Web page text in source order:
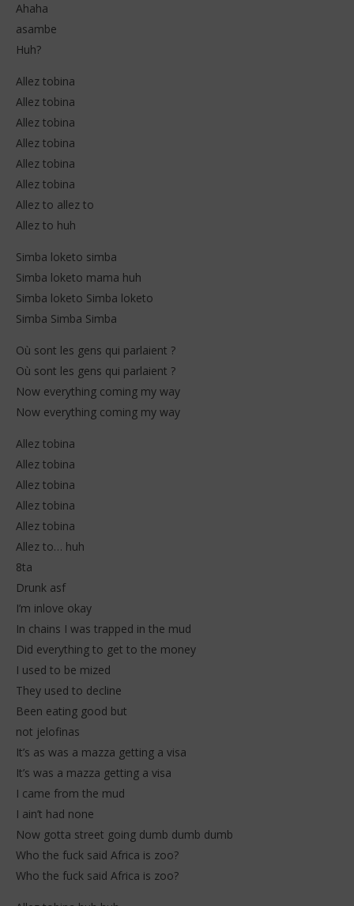
BabyDaiz ft Rebo – Allez Tobina Remix (Lyrics)
18
novembre
2025
Stone
Ahaha
asambe
Huh?
Allez tobina
Allez tobina
Allez tobina
Allez tobina
Allez tobina
Allez tobina
Allez to allez to
Allez to huh
Simba loketo simba
Simba loketo mama huh
Simba loketo Simba loketo
Simba Simba Simba
Où sont les gens qui parlaient ?
Où sont les gens qui parlaient ?
Now everything coming my way
Now everything coming my way
Allez tobina
Allez tobina
Allez tobina
Allez tobina
Allez tobina
Allez to… huh
8ta
Drunk asf
I’m inlove okay
In chains I was trapped in the mud
Did everything to get to the money
I used to be mized
They used to decline
Been eating good but
not jelofinas
It’s as was a mazza getting a visa
It’s was a mazza getting a visa
I came from the mud
I ain’t had none
Now gotta street going dumb dumb dumb
Who the fuck said Africa is zoo?
Who the fuck said Africa is zoo?